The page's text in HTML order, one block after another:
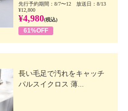
異常のある時は、使わない
にあたって、赤味、はれ、
斑等）、黒ずみ等の異常が
中止し、皮膚科専門医等
すめします。
と悪化することがありま
先行予約期間：8/7〜12 放送日：8/13
¥12,800
¥4,980(税込)
61%OFF
長い毛足で汚れをキャッチ
パルスイクロス 薄...